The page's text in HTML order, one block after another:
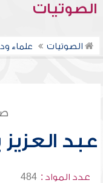
الصوتيات
الصوتيات علماء
عبد
عدد المواد : 484